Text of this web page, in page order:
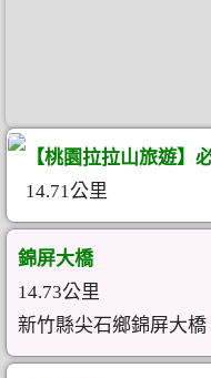
【桃園拉拉山旅遊】
14.71公里
錦屏大橋
14.73公里
新竹縣尖石鄉錦屏大橋